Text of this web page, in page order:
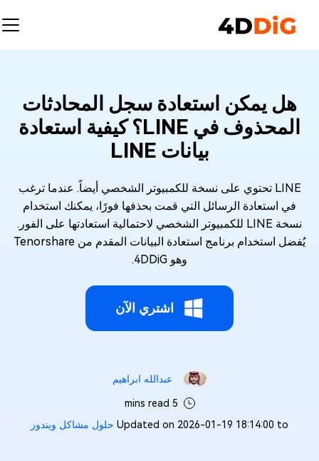
هل يمكن استعادة سجل المحادثات
المحذوف في LINE؟ كيفية استعادة
بيانات LINE
LINE تحتوي على نسخة للكمبيوتر الشخصي أيضاً. عندما ترغب
في استعادة الرسائل التي قمت بحذفها فورًا، يمكنك استخدام
نسخة LINE للكمبيوتر الشخصي لاحتمالية استعادتها على الفور.
يُفضل استخدام برنامج استعادة البيانات المقدم من Tenorshare
وهو 4DDiG.
اشتري الآن
عبدالله ابراهيم‎
5 mins read
Updated on 2026-01-19 18:14:00 to حلول مشاكل ويندوز